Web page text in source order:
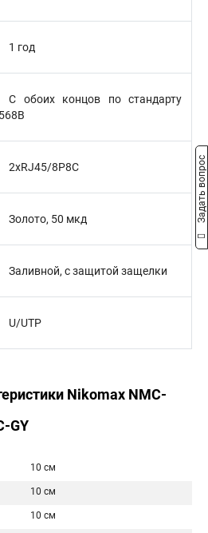
1 год
С обоих концов по стандарту
2xRJ45/8P8C
Золото, 50 мкд
Заливной, с защитой защелки
U/UTP
Nikomax NMC-
GY
10 см
10 см
10 см
Задать вопрос